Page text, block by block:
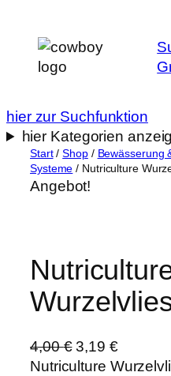
Inhalt
springen
hier zur Suchfunktion
hier Kategorien
Start/Shop/ Bewässerung
Systeme / Nutriculture
Angebot!
4,00€ U
r
3,19 €A
k
Nutriculture